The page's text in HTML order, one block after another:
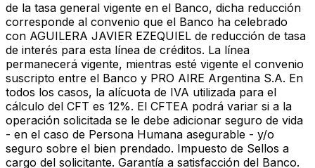
de la tasa general vigente en el Banco, dicha reducción
corresponde al convenio que el Banco ha celebrado
con AGUILERA JAVIER EZEQUIEL de reducción de tasa
de interés para esta línea de créditos. La línea
permanecerá vigente, mientras esté vigente el convenio
suscripto entre el Banco y PRO AIRE Argentina S.A. En
todos los casos, la alícuota de IVA utilizada para el
cálculo del CFT es 12%. El CFTEA podrá variar si a la
operación solicitada se le debe adicionar seguro de vida
- en el caso de Persona Humana asegurable - y/o
seguro sobre el bien prendado. Impuesto de Sellos a
cargo del solicitante. Garantía a satisfacción del Banco.